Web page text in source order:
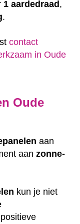
1 aardedraad,
.
contact
in Oude
Oude
aan
aan zonne-
kun je niet